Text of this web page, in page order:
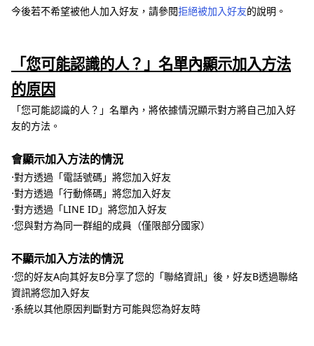
今後若不希望被他人加入好友，請參閱拒絕被加入好友的說明。
「您可能認識的人？」名單內顯示加入方法
的原因
「您可能認識的人？」名單內，將依據情況顯示對方將自己加入好
友的方法。
會顯示加入方法的情況
⋅對方透過「電話號碼」將您加入好友
⋅對方透過「行動條碼」將您加入好友
⋅對方透過「LINE ID」將您加入好友
⋅您與對方為同一群組的成員（僅限部分國家）
不顯示加入方法的情況
⋅您的好友A向其好友B分享了您的「聯絡資訊」後，好友B透過聯絡
資訊將您加入好友
⋅系統以其他原因判斷對方可能與您為好友時